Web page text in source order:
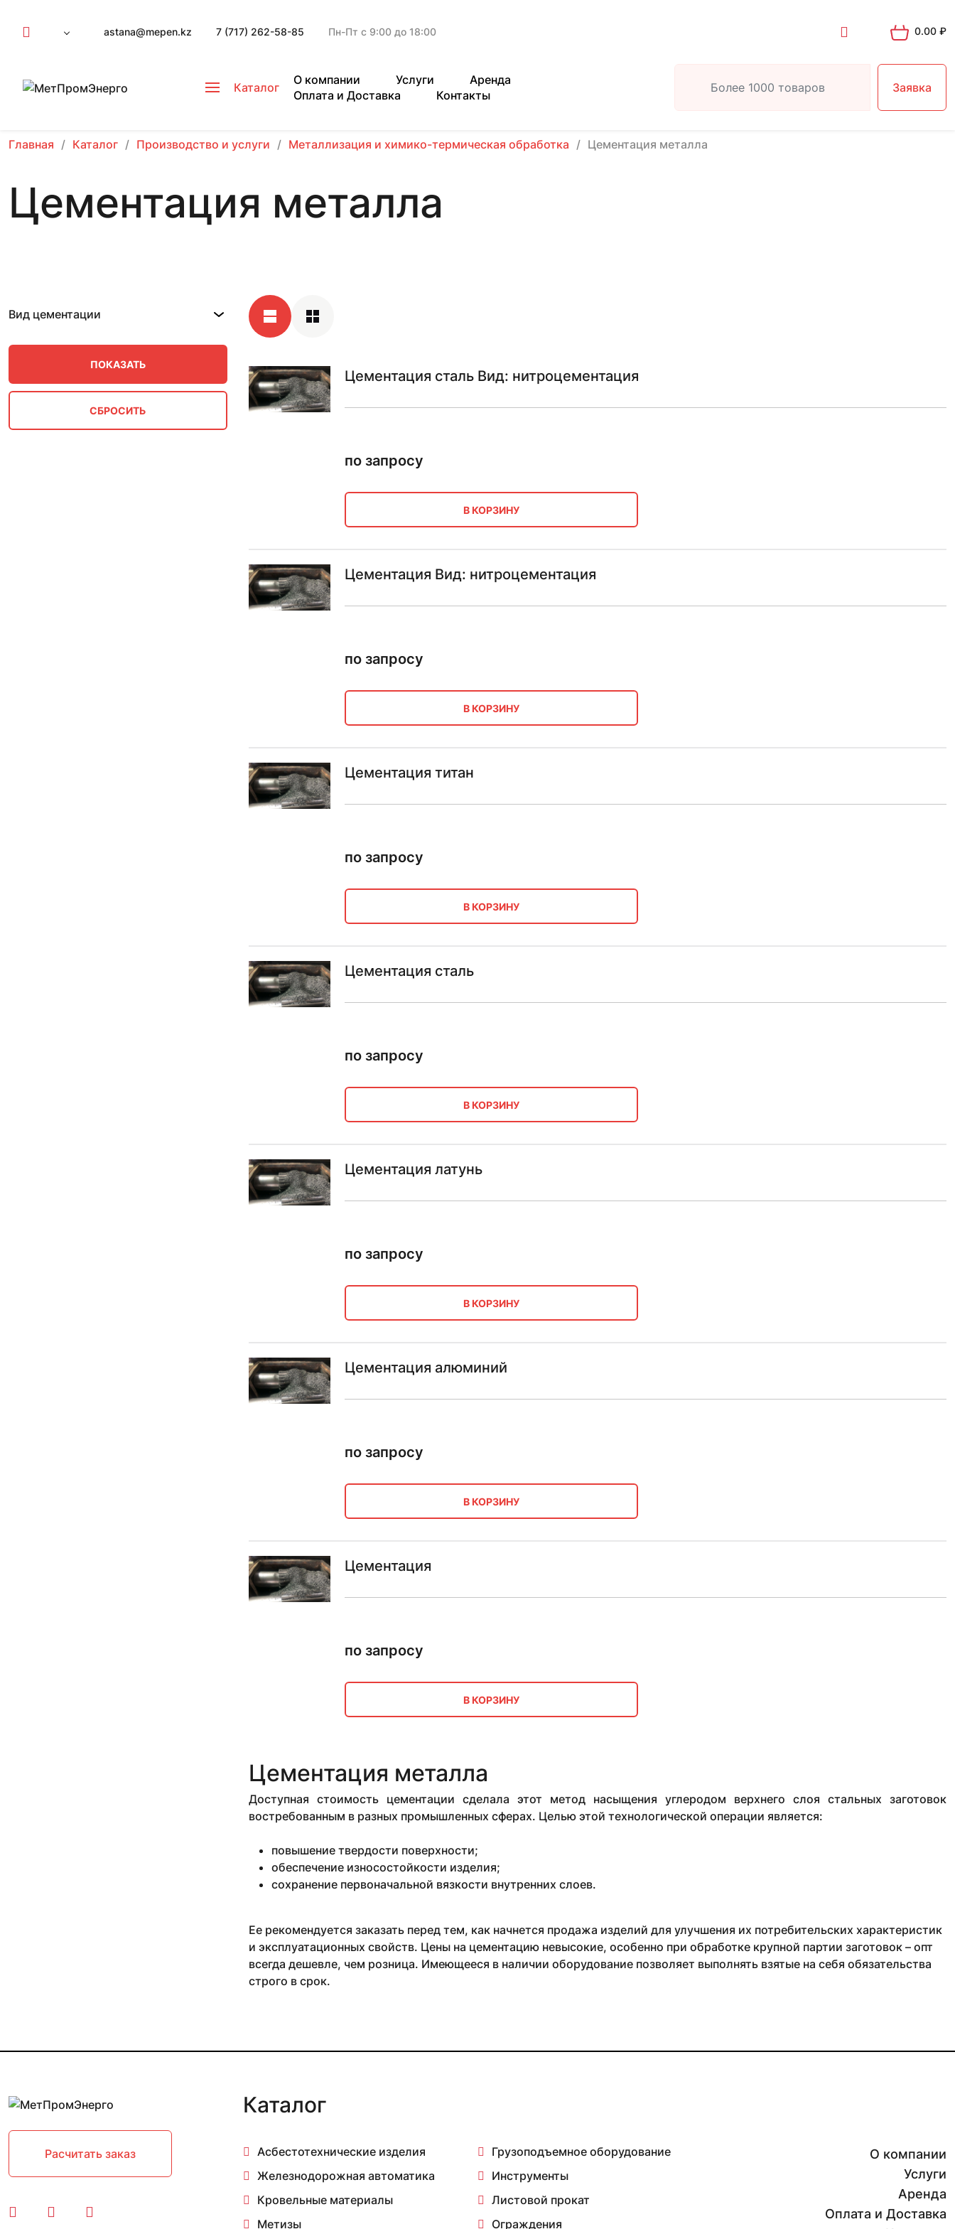
astana@mepen.kz 7 (717) 262-58-85 Пн-Пт с 9:00 до 18:00 0.00 ₽
Каталог
О компании Услуги
Аренда
Оплата и Доставка
Контакты
Заявка
Главная Каталог Производство и услуги Металлизация и химико-термическая обработка Цементация металла
Цементация металла
Вид цементации
Цементация сталь Вид: нитроцементация
по запросу
В КОРЗИНУ
Цементация Вид: нитроцементация
по запросу
В КОРЗИНУ
Цементация титан
по запросу
В КОРЗИНУ
Цементация сталь
по запросу
В КОРЗИНУ
Цементация латунь
по запросу
В КОРЗИНУ
Цементация алюминий
по запросу
В КОРЗИНУ
Цементация
по запросу
В КОРЗИНУ
Цементация металла
Доступная стоимость цементации сделала этот метод насыщения углеродом верхнего слоя стальных заготовок
востребованным в разных промышленных сферах. Целью этой технологической операции является:
повышение твердости поверхности;
обеспечение износостойкости изделия;
сохранение первоначальной вязкости внутренних слоев.
Ее рекомендуется заказать перед тем, как начнется продажа изделий для улучшения их потребительских характеристик
и эксплуатационных свойств. Цены на цементацию невысокие, особенно при обработке крупной партии заготовок – опт
всегда дешевле, чем розница. Имеющееся в наличии оборудование позволяет выполнять взятые на себя обязательства
строго в срок.
Расчитать заказ
Каталог
Асбестотехнические изделия
Грузоподъемное оборудование
Железнодорожная автоматика
Инструменты
Кровельные материалы
Листовой прокат
Метизы
Ограждения
О компании
Услуги
Аренда
Оплата и Доставка